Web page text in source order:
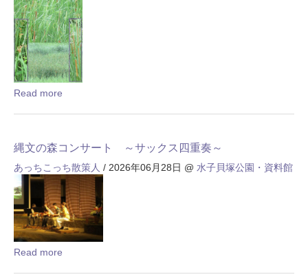
Read more
縄文の森コンサート ～サックス四重奏～
あっちこっち散策人 / 2026年06月28日 @ 水子貝塚公園・資料館
Read more